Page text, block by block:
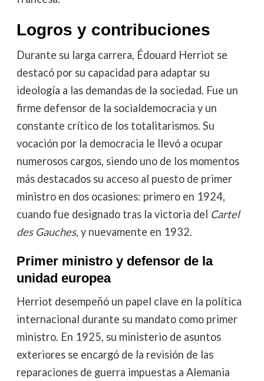
Logros y contribuciones
Durante su larga carrera, Édouard Herriot se
destacó por su capacidad para adaptar su
ideología a las demandas de la sociedad. Fue un
firme defensor de la socialdemocracia y un
constante crítico de los totalitarismos. Su
vocación por la democracia le llevó a ocupar
numerosos cargos, siendo uno de los momentos
más destacados su acceso al puesto de primer
ministro en dos ocasiones: primero en 1924,
cuando fue designado tras la victoria del Cartel
des Gauches, y nuevamente en 1932.
Primer ministro y defensor de la
unidad europea
Herriot desempeñó un papel clave en la política
internacional durante su mandato como primer
ministro. En 1925, su ministerio de asuntos
exteriores se encargó de la revisión de las
reparaciones de guerra impuestas a Alemania